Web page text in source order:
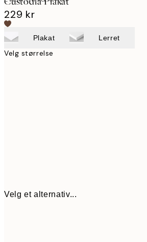
229 kr
Plakat Lerret
Velg størrelse
Velg et alternativ...